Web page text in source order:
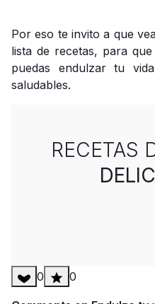
Por eso te invito a que
lista de recetas, para
puedas endulzar tu
saludables.
RECETAS
0 0